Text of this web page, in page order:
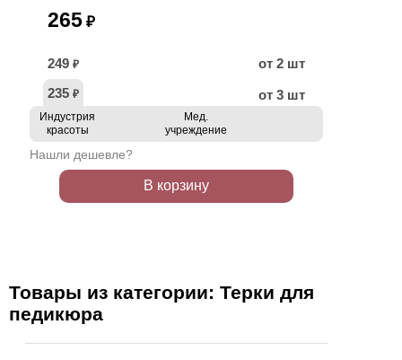
265 ₽
249 ₽
от 2 шт
235 ₽ от 3 шт
Индустрия
красоты
Мед.
учреждение
Нашли дешевле?
В корзину
Товары из категории: Терки для
педикюра